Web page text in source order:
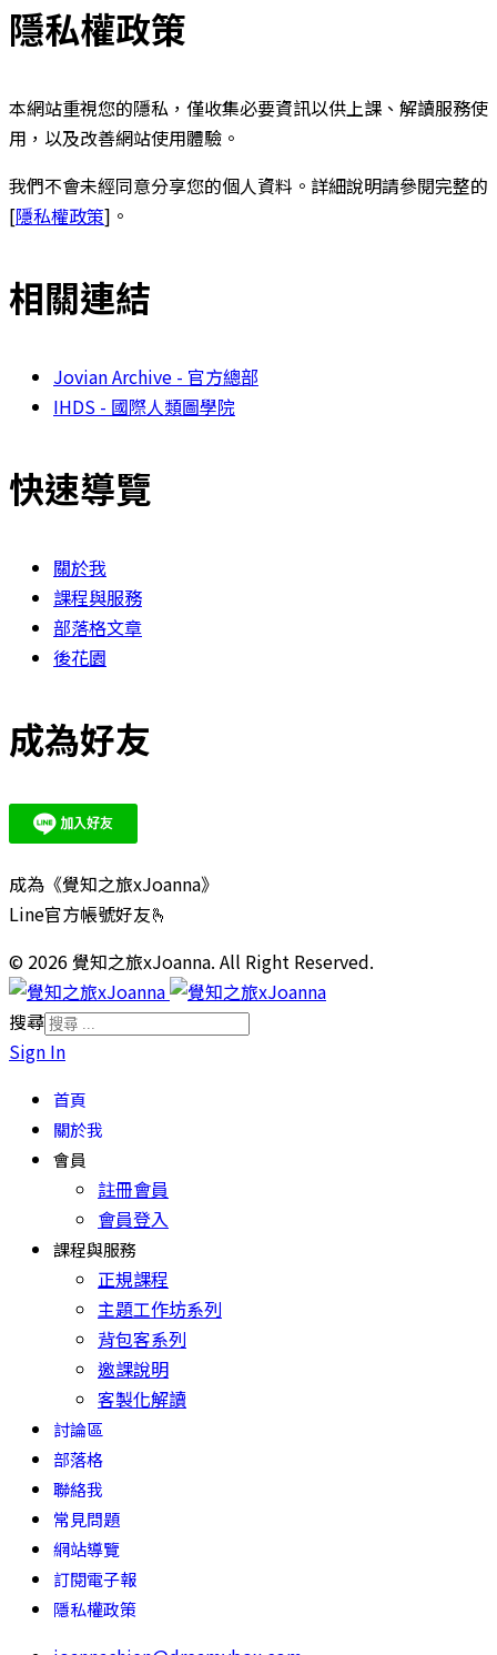
隱私權政策
本網站重視您的隱私，僅收集必要資訊以供上課、解讀服務使
用，以及改善網站使用體驗。
我們不會未經同意分享您的個人資料。詳細說明請參閱完整的
[隱私權政策]。
相關連結
Jovian Archive - 官方總部
IHDS - 國際人類圖學院
快速導覽
關於我
課程與服務
部落格文章
後花園
成為好友
成為《覺知之旅xJoanna》
Line官方帳號好友🫰
© 2026 覺知之旅xJoanna. All Right Reserved.
搜尋
Sign In
首頁
關於我
會員
註冊會員
會員登入
課程與服務
正規課程
主題工作坊系列
背包客系列
邀課說明
客製化解讀
討論區
部落格
聯絡我
常見問題
網站導覽
訂閱電子報
隱私權政策